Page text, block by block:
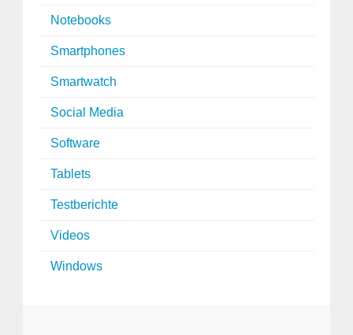
Notebooks
Smartphones
Smartwatch
Social Media
Software
Tablets
Testberichte
Videos
Windows